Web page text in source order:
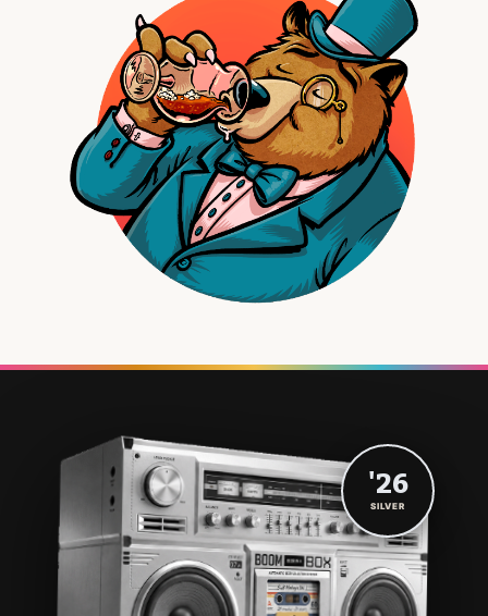
'26
SILVER